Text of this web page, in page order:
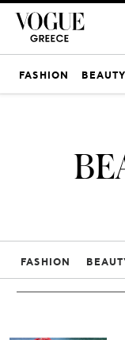
FASHION BEAUTY
FASHION